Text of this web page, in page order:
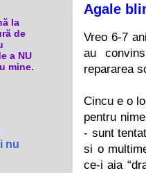
Agale
Vreo 6-7
au
repararea
Cincu e o
pentru
- sunt
si o
ce-i aia
la
de
a NU
mine.
nu